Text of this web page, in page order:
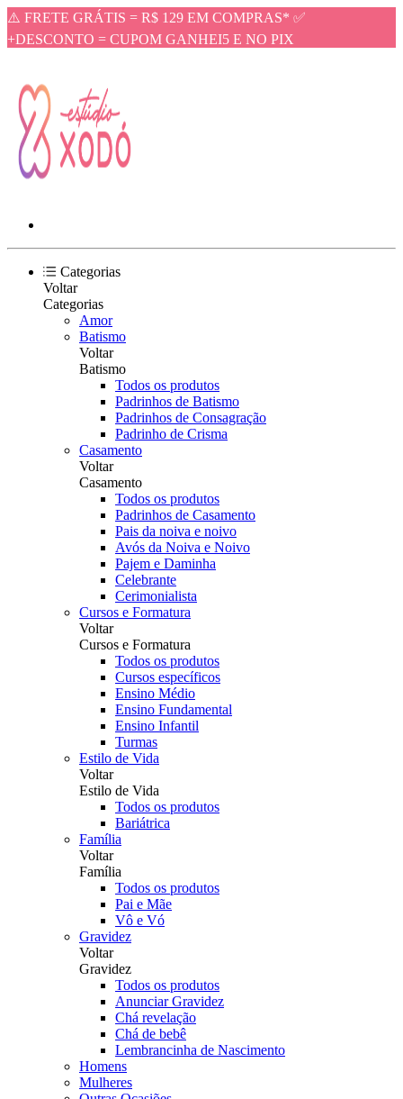
⚠️ FRETE GRÁTIS = R$ 129 EM COMPRAS* ✅
+DESCONTO = CUPOM GANHEI5 E NO PIX
Categorias
Voltar
Categorias
Amor
Batismo
Voltar
Batismo
Todos os produtos
Padrinhos de Batismo
Padrinhos de Consagração
Padrinho de Crisma
Casamento
Voltar
Casamento
Todos os produtos
Padrinhos de Casamento
Pais da noiva e noivo
Avós da Noiva e Noivo
Pajem e Daminha
Celebrante
Cerimonialista
Cursos e Formatura
Voltar
Cursos e Formatura
Todos os produtos
Cursos específicos
Ensino Médio
Ensino Fundamental
Ensino Infantil
Turmas
Estilo de Vida
Voltar
Estilo de Vida
Todos os produtos
Bariátrica
Família
Voltar
Família
Todos os produtos
Pai e Mãe
Vô e Vó
Gravidez
Voltar
Gravidez
Todos os produtos
Anunciar Gravidez
Chá revelação
Chá de bebê
Lembrancinha de Nascimento
Homens
Mulheres